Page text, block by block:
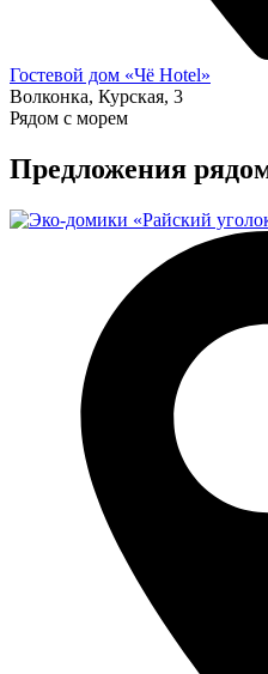
Гостевой дом «Чё Hotel»
Волконка, Курская, 3
Рядом с морем
Предложения